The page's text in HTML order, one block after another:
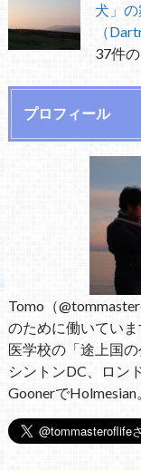
犬」
（
37件
プロフィール
Tomo（
のために働いてい
医学校の「途上国
シントンDC、ロン
Goonerで